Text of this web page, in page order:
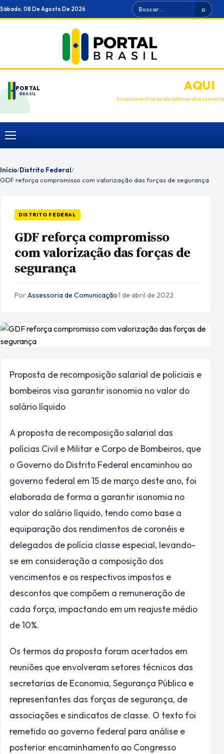
Ir
para
Sábado, 08 De Agosto De 2026 Buscar ⌕
PORTAL
BRASIL
ANUNCIEAQUI
Alcance milhares de leitores diariamente
Menu
Início/Distrito Federal/
GDF reforça compromisso com valorização das forças de segurança
DISTRITO FEDERAL
GDF reforça compromisso
com valorização das forças de
segurança
PorAssessoria de Comunicação·1 de abril de 2022
Proposta de recomposição salarial de policiais e
bombeiros visa garantir isonomia no valor do
salário líquido
A proposta de recomposição salarial das
polícias Civil e Militar e Corpo de Bombeiros, que
o Governo do Distrito Federal encaminhou ao
governo federal em 15 de março deste ano, foi
elaborada de forma a garantir isonomia no
valor do salário líquido, tendo como base a
equiparação dos rendimentos de coronéis e
delegados de polícia classe especial, levando-
se em consideração a composição dos
vencimentos e os respectivos impostos e
descontos que compõem a remuneração de
cada força, impactando em um reajuste médio
de 10%.
Os termos da proposta foram acertados em
reuniões que envolveram setores técnicos das
secretarias de Economia, Segurança Pública e
representantes das forças de segurança, de
associações e sindicatos de classe. O texto foi
remetido ao governo federal para análise e
posterior encaminhamento ao Congresso